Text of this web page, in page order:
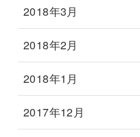
2018年3月
2018年2月
2018年1月
2017年12月